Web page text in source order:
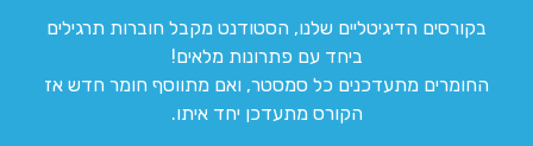
בקורסים הדיגיטליים שלנו, הסטודנט מקבל חוברות תרגילים
ביחד עם פתרונות מלאים!
החומרים מתעדכנים כל סמסטר, ואם מתווסף חומר חדש אז
הקורס מתעדכן יחד איתו.